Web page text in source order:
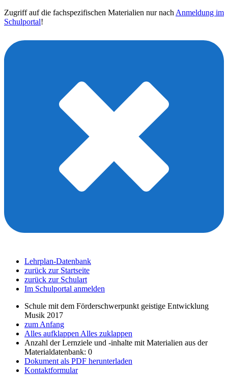
Zugriff auf die fachspezifischen Materialien nur nach Anmeldung im
Schulportal!
Lehrplan-Datenbank
zurück zur Startseite
zurück zur Schulart
Im Schulportal anmelden
Schule mit dem Förderschwerpunkt geistige Entwicklung
Musik 2017
zum Anfang
Alles aufklappen Alles zuklappen
Anzahl der Lernziele und -inhalte mit Materialien aus der
Materialdatenbank: 0
Dokument als PDF herunterladen
Kontaktformular